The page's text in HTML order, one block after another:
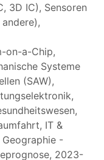
3D IC), Sensoren
on-a-Chip,
Systeme
(SAW),
IT &
-
2023-